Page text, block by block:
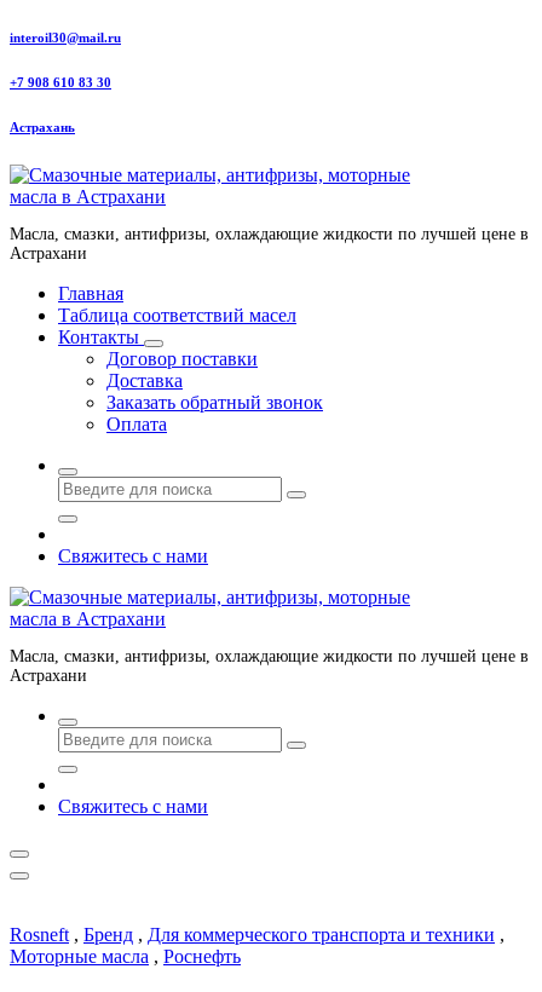
Перейти
содержанию
interoil30@mail.ru
+7 908 610 83 30
Астрахань
Масла, смазки, антифризы, охлаждающие жидкости по лучшей цене в
Астрахани
Главная
Таблица соответствий масел
Контакты
Договор поставки
Доставка
Заказать обратный звонок
Оплата
Свяжитесь с нами
Масла, смазки, антифризы, охлаждающие жидкости по лучшей цене в
Астрахани
Свяжитесь с нами
Rosneft , Бренд , Для коммерческого транспорта и техники ,
Моторные масла , Роснефть